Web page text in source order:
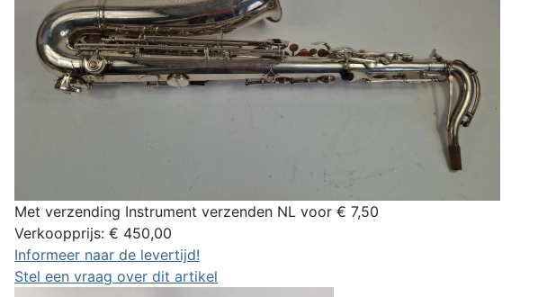
Met verzending Instrument verzenden NL voor € 7,50
Verkoopprijs: € 450,00
Informeer naar de levertijd!
Stel een vraag over dit artikel